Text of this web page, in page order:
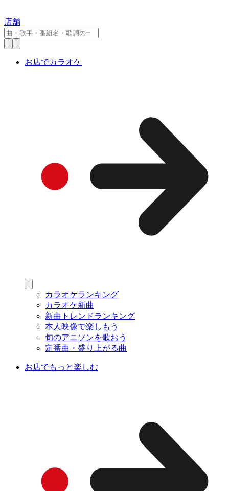
店舗
お店でカラオケ
カラオケランキング
カラオケ新曲
新曲トレンドランキング
本人映像で楽しもう
旬のアニソンを歌おう
定番曲・盛り上がる曲
お店でもっと楽しむ